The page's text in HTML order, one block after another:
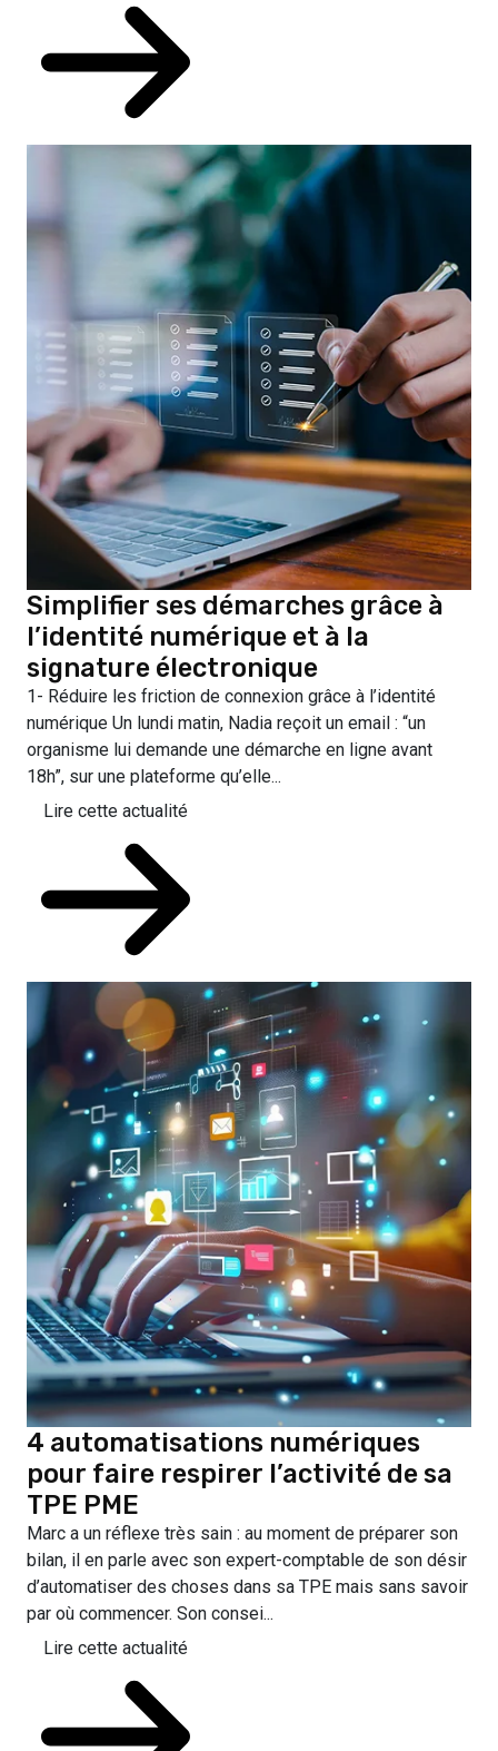
Simplifier ses démarches grâce à
l’identité numérique et à la
signature électronique
1- Réduire les friction de connexion grâce à l’identité
numérique Un lundi matin, Nadia reçoit un email : “un
organisme lui demande une démarche en ligne avant
18h”, sur une plateforme qu’elle...
Lire cette actualité
4 automatisations numériques
pour faire respirer l’activité de sa
TPE PME
Marc a un réflexe très sain : au moment de préparer son
bilan, il en parle avec son expert-comptable de son désir
d’automatiser des choses dans sa TPE mais sans savoir
par où commencer. Son consei...
Lire cette actualité